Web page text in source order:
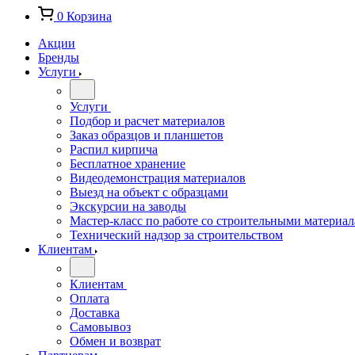
0 Корзина
Акции
Бренды
Услуги
Услуги
Подбор и расчет материалов
Заказ образцов и планшетов
Распил кирпича
Бесплатное хранение
Видеодемонстрация материалов
Выезд на объект с образцами
Экскурсии на заводы
Мастер-класс по работе со строительными
Технический надзор за строительством
Клиентам
Клиентам
Оплата
Доставка
Самовывоз
Обмен и возврат